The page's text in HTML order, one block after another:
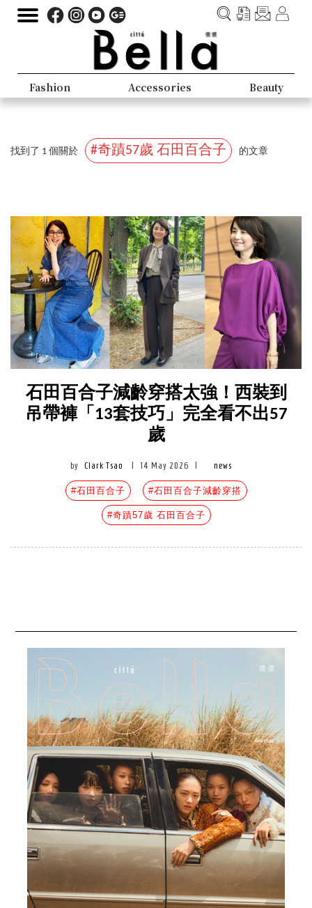
Fashion Accessories Beauty
找到了 1 個關於 #奇蹟57歲 石田百合子 的文章
石田百合子減齡穿搭太強！西裝到
吊帶褲「13套技巧」完全看不出57
歲
by Clark Tsao 14 May 2026 news
#石田百合子 #石田百合子減齡穿搭
#奇蹟57歲 石田百合子